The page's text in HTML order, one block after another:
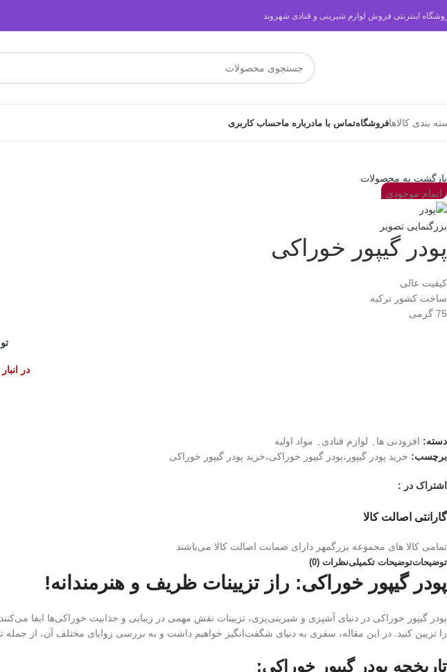
اینترنتی فروش لوازم شیرینی و قنادی شهروند
بندی کالاهافروشگاهتماس با مادرباره ماحساب کاربری
بازگشت به محصولات
اتمام موجودی
بزرگنمایی تصویر
پودر گیپور خوراکی
کیفیت عالی
ساخت کشور ترکیه
75 گرمی
در
دسته: افزودنی ها لوازم قنادی
مواد اولیه
برچسب: خرید پودر گیپور،پودر گیپور خوراکی،خرید پودر گیپور خوراکی
اشتراک در :
گارانتی اصالت کالا
تمامی کالا های مجموعه بزرگمهر دارای ضمانت اصالت کالا می‌باشند
توضیحاتتوضیحات تکمیلینظرات (0)
پودر گیپور خوراکی: راز تزیینات ظریف و هنرمندانه!
پودر گیپور خوراکی در دنیای آشپزی و شیرینی‌پزی، تزیینات نقش مهمی در زیبایی و جذابیت خوراکی‌ها ایفا
را تزیین کنید. در این مقاله، سفری به دنیای شگفت‌انگیز خواهیم داشت و به بررسی زوایای مختلف آن، از جمله
تاریخچه پودر گیپور خوراکی: